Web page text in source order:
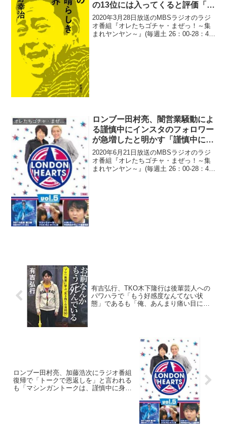
の13位には入ってくると評価「自
分は12位で、山ちゃん13位」
2020年3月28日放送のMBSラジオのラジ
オ番組『オレたちゴチャ・まぜっ！～集
まれヤンヤン～』(毎週土 26：00-28：45)
オレたちゴチャ・まぜっ！
ロンブー田村亮、闇営業騒動によ
る謹慎中にインスタのフォロワー
が急増したと明かす「謹慎中にど
んどん人が増えていく」
2020年6月21日放送のMBSラジオのラジ
オ番組『オレたちゴチャ・まぜっ！～集
まれヤンヤン～』(毎週土 26：00-28：45)
有吉弘行、TKO木下隆行は後輩芸人への
パワハラで「もう好感度なんてない状
態」であるも「俺、あんまり痛い目に遭
ロンブー田村亮、加藤浩次にラジオ番組
復帰で「トークで恩返しを」と言われる
も「マシンガントークは、謹慎中に身に